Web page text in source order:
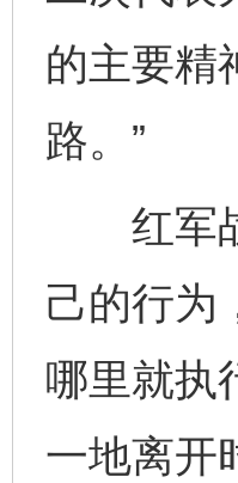
的主要精
路。”
红军战
己的行为
哪里就执
一地离开